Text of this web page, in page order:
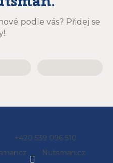
podle vás? Přidej se
+420 539 096 510
Nutsman.cz